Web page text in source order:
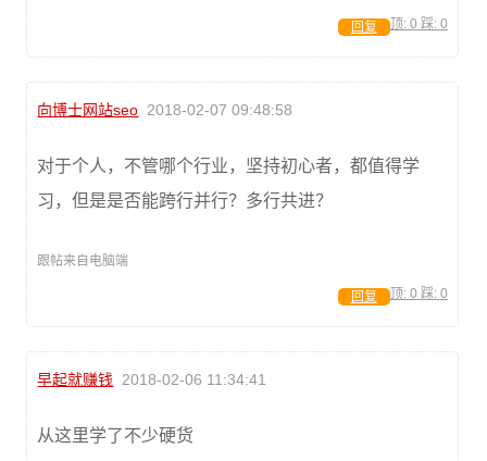
顶: 0 踩: 0
回复
向博士网站seo 2018-02-07 09:48:58
对于个人，不管哪个行业，坚持初心者，都值得学
习，但是是否能跨行并行？多行共进？
跟帖来自电脑端
顶: 0 踩: 0
回复
早起就赚钱 2018-02-06 11:34:41
从这里学了不少硬货